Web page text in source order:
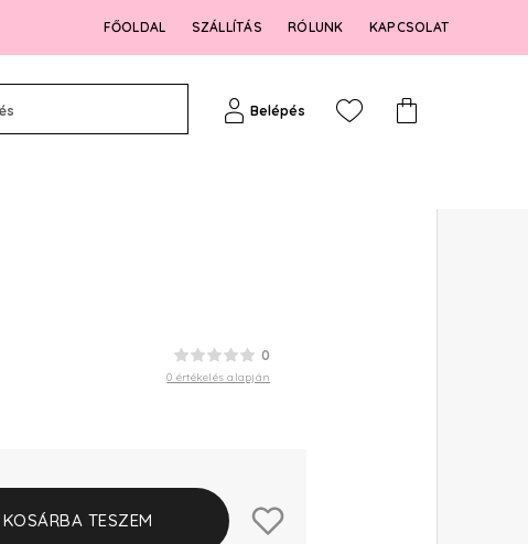
FŐOLDAL SZÁLLÍTÁS RÓLUNK KAPCSOLAT
Belépés
0
0 értékelés alapján
KOSÁRBA TESZEM